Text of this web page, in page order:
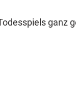
Wer hat sich